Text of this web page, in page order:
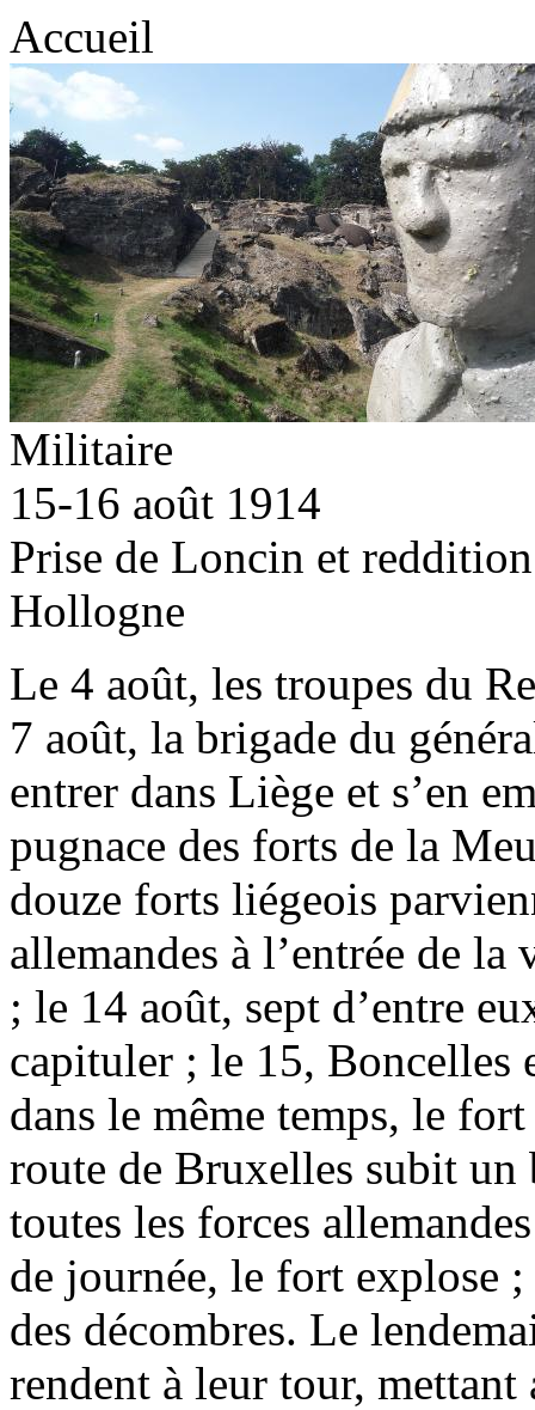
Accueil
Militaire
15-16 août 1914
Prise de Loncin et
Hollogne
Le 4 août, les troupes du
7 août, la brigade du
entrer dans Liège et s’en
pugnace des forts de la
douze forts liégeois
allemandes à l’entrée de
; le 14 août, sept d’entre
capituler ; le 15, Boncelles
dans le même temps, le
route de Bruxelles subit un
toutes les forces
de journée, le fort explose
des décombres. Le
rendent à leur tour,